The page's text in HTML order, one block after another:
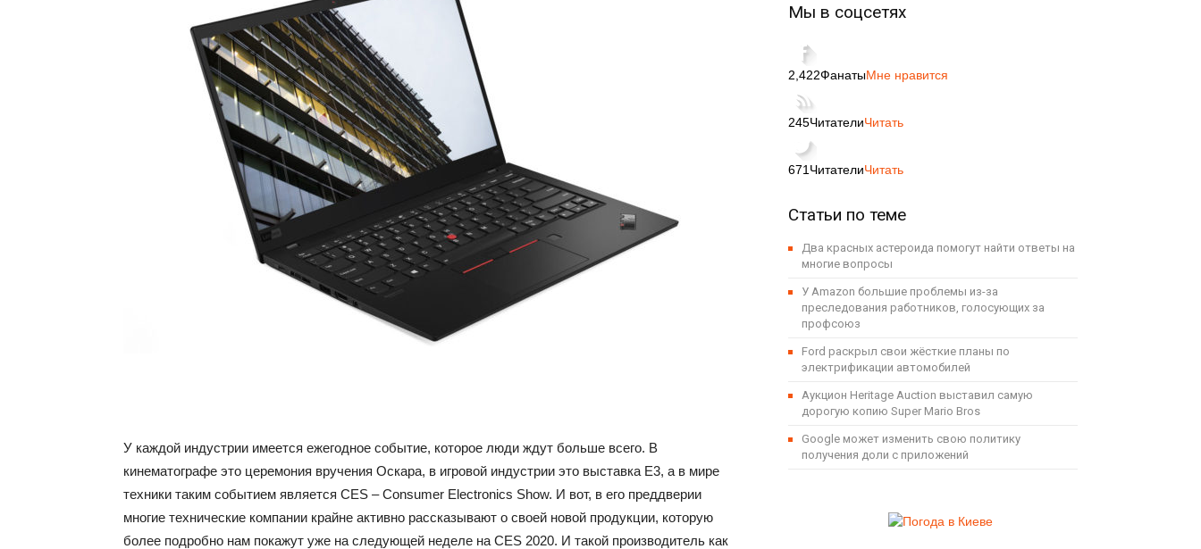
У каждой индустрии имеется ежегодное событие, которое люди ждут больше всего. В
кинематографе это церемония вручения Оскара, в игровой индустрии это выставка E3, а в мире
техники таким событием является CES – Consumer Electronics Show. И вот, в его преддверии
многие технические компании крайне активно рассказывают о своей новой продукции, которую
более подробно нам покажут уже на следующей неделе на CES 2020. И такой производитель как
Мы в соцсетях
2,422ФанатыМне нравится
245ЧитателиЧитать
671 ЧитателиЧитать
Статьи по теме
Два красных астероида помогут найти ответы на
многие вопросы
У Amazon большие проблемы из-за
преследования работников, голосующих за
профсоюз
Ford раскрыл свои жёсткие планы по
электрификации автомобилей
Аукцион Heritage Auction выставил самую
дорогую копию Super Mario Bros
Google может изменить свою политику
получения доли с приложений